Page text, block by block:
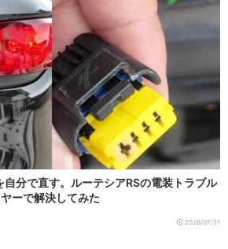
分で直す。ルーテシアRSの電装トラブル
ーで解決してみた
2026/07/31